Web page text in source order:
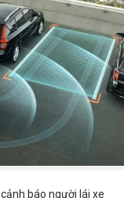
báo người lái xe